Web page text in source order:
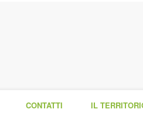
CONTATTI IL